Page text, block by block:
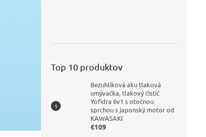
Top 10 produktov
Bezuhlíková aku tlaková
umývačka, tlakový čistič
Yofidra 6v1 s otočnou
sprchou s japonský motor od
KAWASAKI
€109